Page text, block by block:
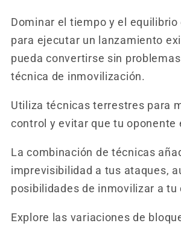
Dominar el tiempo y el equilibrio
para ejecutar un lanzamiento
pueda convertirse sin
técnica de inmovilización.
Utiliza técnicas terrestres para
control y evitar que tu oponente
La combinación de técnicas
imprevisibilidad a tus ataques,
posibilidades de inmovilizar a tu
Explore las variaciones de